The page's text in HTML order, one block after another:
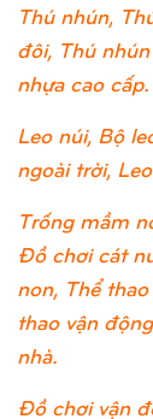
Thú nhún,
đôi, Thú
nhựa cao cấp.
Leo núi, Bộ
ngoài trời,
Trống mầm
Đồ chơi cát
non, Thể
thao vận
nhà.
Đồ chơi vận